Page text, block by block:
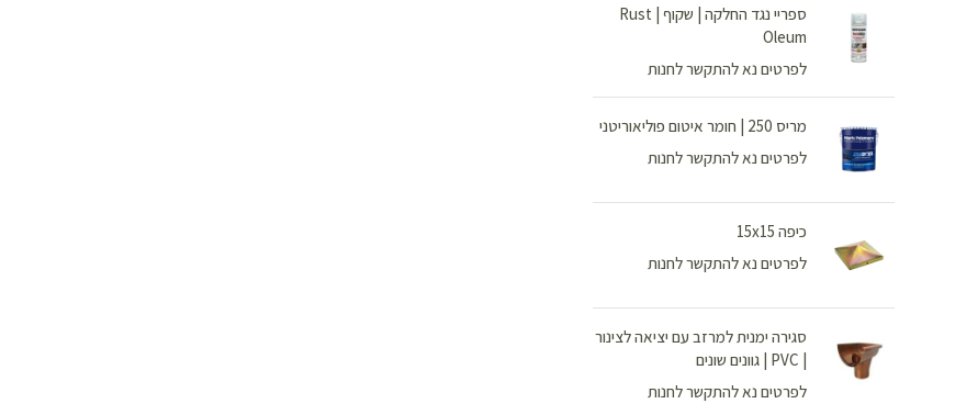
ספריי נגד החלקה | שקוף | Rust
Oleum
לפרטים נא להתקשר לחנות
מריס 250 | חומר איטום פוליאוריטני
לפרטים נא להתקשר לחנות
כיפה 15x15
לפרטים נא להתקשר לחנות
סגירה ימנית למרזב עם יציאה לצינור
| PVC | גוונים שונים
לפרטים נא להתקשר לחנות